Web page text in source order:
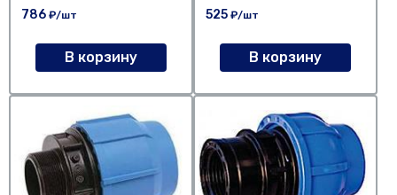
786 ₽/шт
В корзину
525 ₽/шт
В корзину